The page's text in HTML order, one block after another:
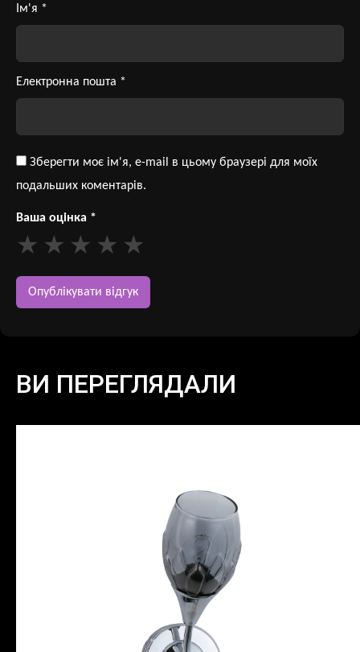
Ім'я *
Електронна пошта *
Зберегти моє ім'я, e-mail в цьому браузері для моїх
подальших коментарів.
Ваша оцінка *
ВИ ПЕРЕГЛЯДАЛИ